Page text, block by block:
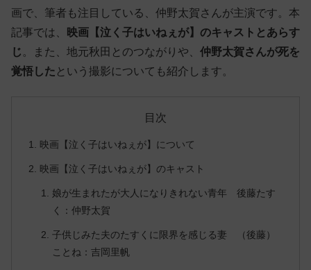
画で、筆者も注目している、仲野太賀さんが主演です。本
記事では、
映画【泣く子はいねぇが】のキャストとあらす
じ 。また、地元秋田とのつながりや、 仲野太賀さんが死を
覚悟した という撮影についても紹介します。
目次
映画【泣く子はいねぇが】について
映画【泣く子はいねぇが】のキャスト
娘が生まれたが大人になりきれない青年 後藤たす
く：仲野太賀
子供じみた夫のたすくに限界を感じる妻 （後藤）
ことね：吉岡里帆